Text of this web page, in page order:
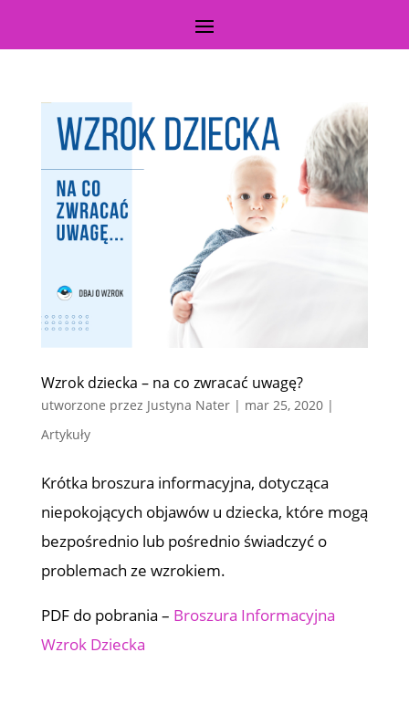
Wzrok dziecka – na co zwracać uwagę?
utworzone przez Justyna Nater| mar 25, 2020|
Artykuły
Krótka broszura informacyjna, dotycząca
niepokojących objawów u dziecka, które mogą
bezpośrednio lub pośrednio świadczyć o
problemach ze wzrokiem.
PDF do pobrania – Broszura Informacyjna
Wzrok Dziecka